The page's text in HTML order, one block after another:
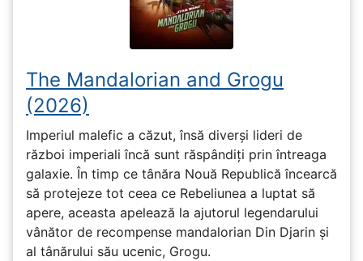
The Mandalorian and Grogu
(2026)
Imperiul malefic a căzut, însă diverși lideri de
război imperiali încă sunt răspândiți prin întreaga
galaxie. În timp ce tânăra Nouă Republică încearcă
să protejeze tot ceea ce Rebeliunea a luptat să
apere, aceasta apelează la ajutorul legendarului
vânător de recompense mandalorian Din Djarin și
al tânărului său ucenic, Grogu.